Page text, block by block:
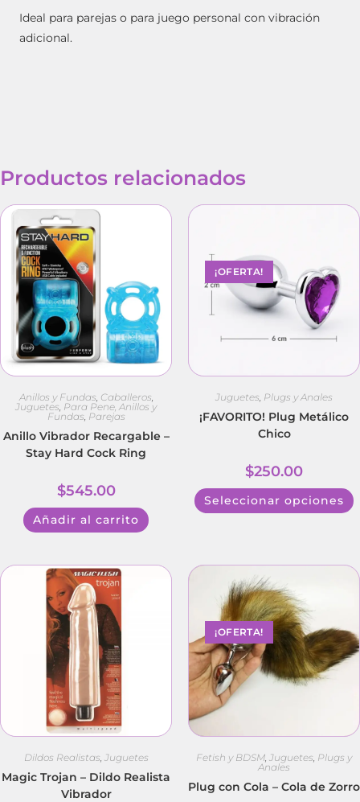
Ideal para parejas o para juego personal con vibración
adicional.
Productos relacionados
Anillos y Fundas Caballeros
Juguetes Para Pene, Anillos y
Fundas Parejas
Anillo Vibrador Recargable –
Stay Hard Cock Ring
$545.00
Añadir al carrito
¡OFERTA!
Juguetes Plugs y Anales
¡FAVORITO! Plug Metálico
Chico
$250.00
Seleccionar opciones
Dildos Realistas Juguetes
Magic Trojan – Dildo Realista
Vibrador
¡OFERTA!
Fetish y BDSM Juguetes Plugs y
Anales
Plug con Cola – Cola de Zorro